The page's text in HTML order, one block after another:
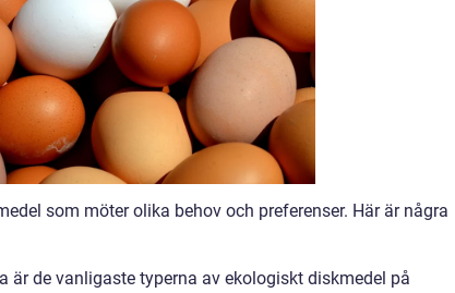
som möter olika behov och preferenser. Här är några
är de vanligaste typerna av ekologiskt diskmedel på